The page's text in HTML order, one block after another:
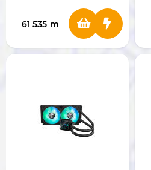
61 535 m